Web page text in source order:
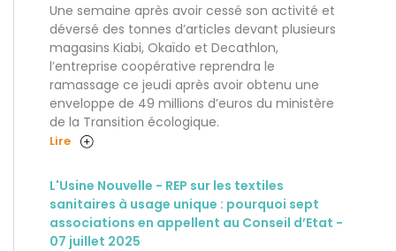
Une semaine après avoir cessé son activité et
déversé des tonnes d’articles devant plusieurs
magasins Kiabi, Okaïdo et Decathlon,
l’entreprise coopérative reprendra le
ramassage ce jeudi après avoir obtenu une
enveloppe de 49 millions d’euros du ministère
de la Transition écologique.
Lire
L'Usine Nouvelle - REP sur les textiles
sanitaires à usage unique : pourquoi sept
associations en appellent au Conseil d’Etat -
07 juillet 2025